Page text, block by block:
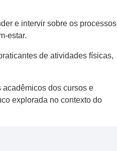
e intervir sobre os processos
estar.
de atividades físicas,
dos cursos e
explorada no contexto do